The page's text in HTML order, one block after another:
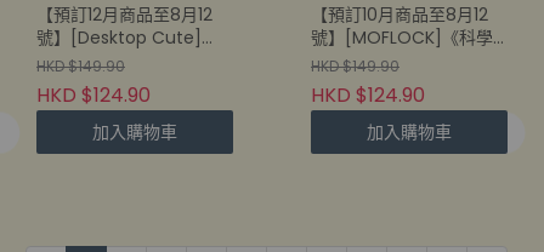
【預訂12月商品至8月12
號】[Desktop Cute]
《To Love Ru》菈菈 -旗
袍- (840342406142)
HKD $149.90
HKD $124.90
加入購物車
【預訂10月商品至8月12
號】[MOFLOCK]《科學
的超電磁砲》御坂美琴
(840342405701)
HKD $149.90
HKD $124.90
加入購物車